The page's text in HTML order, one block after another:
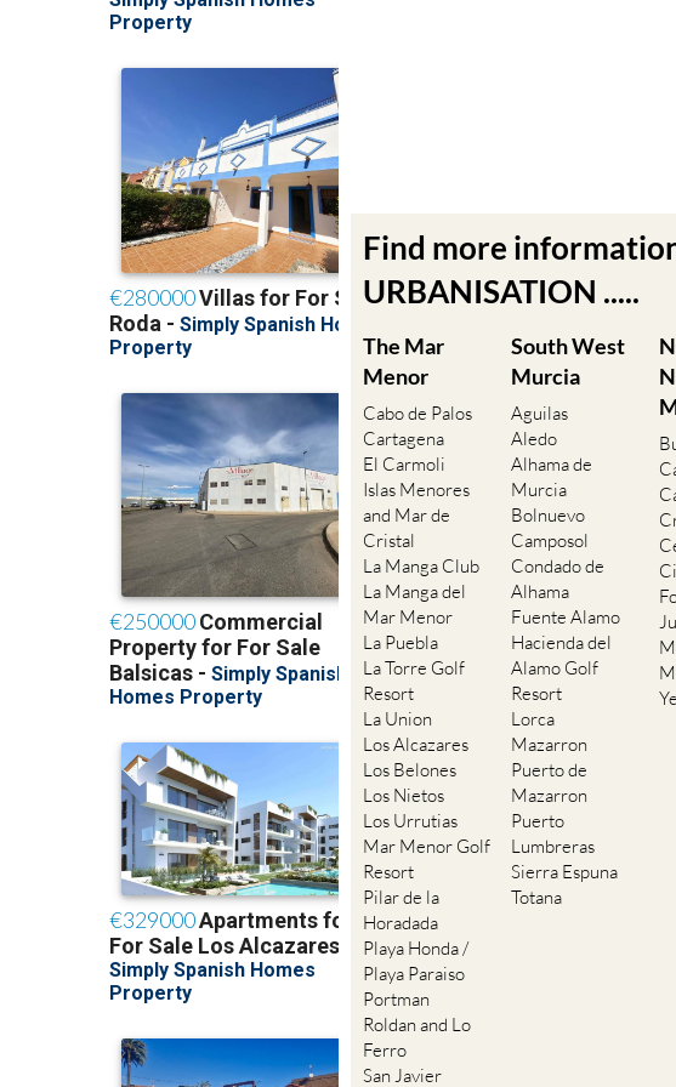
Find more
URBANISATION .....
The Mar
Menor
Cabo de Palos
Cartagena
El Carmoli
Islas Menores
and Mar de
Cristal
La Manga Club
La Manga del
Mar Menor
La Puebla
La Torre Golf
Resort
La Union
Los Alcazares
Los Belones
Los Nietos
Los Urrutias
Mar Menor Golf
Resort
Pilar de la
Horadada
Playa Honda /
Playa Paraiso
Portman
Roldan and Lo
Ferro
San Javier
South West
Murcia
Aguilas
Aledo
Alhama de
Murcia
Bolnuevo
Camposol
Condado de
Alhama
Fuente Alamo
Hacienda del
Alamo Golf
Resort
Lorca
Mazarron
Puerto de
Mazarron
Puerto
Lumbreras
Sierra Espuna
Totana